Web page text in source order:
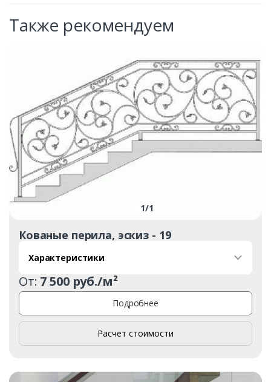
Также рекомендуем
1/1
Кованые перила, эскиз - 19
Характеристики
От: 7 500 руб./м²
Подробнее
Расчет стоимости